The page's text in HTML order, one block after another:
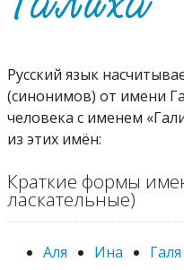
Русский язык
(синонимов) от имени
человека с именем
из этих имён:
Краткие формы
ласкательные)
Аля Ина Галя